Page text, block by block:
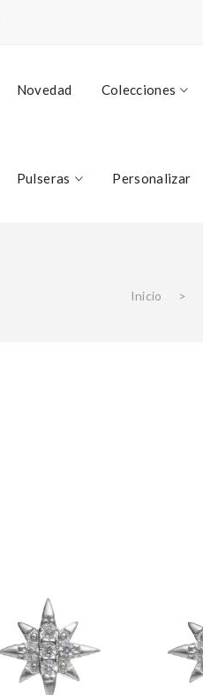
Novedad Colecciones
Pulseras Personalizar
Inicio >